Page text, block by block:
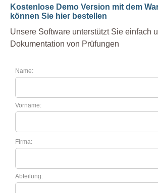
Kostenlose Demo Version mit dem
können Sie hier bestellen
Unsere Software unterstützt Sie einfach
Dokumentation von Prüfungen